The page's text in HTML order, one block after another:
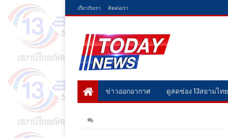
เกี่ยวกับเรา ติดต่อเรา
ข่าวออกอากาศ ดูสดช่อง 13สยามไทย